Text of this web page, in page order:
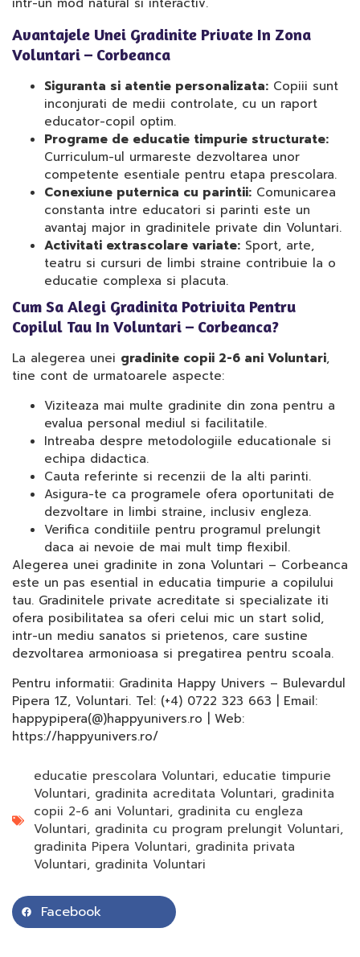
Avantajele Unei Gradinite Private In Zona
Voluntari – Corbeanca
Siguranta si atentie personalizata: Copiii sunt
inconjurati de medii controlate, cu un raport
educator-copil optim.
Programe de educatie timpurie structurate:
Curriculum-ul urmareste dezvoltarea unor
competente esentiale pentru etapa prescolara.
Conexiune puternica cu parintii: Comunicarea
constanta intre educatori si parinti este un
avantaj major in gradinitele private din Voluntari.
Activitati extrascolare variate: Sport, arte,
teatru si cursuri de limbi straine contribuie la o
educatie complexa si placuta.
Cum Sa Alegi Gradinita Potrivita Pentru
Copilul Tau In Voluntari – Corbeanca?
La alegerea unei gradinite copii 2-6 ani Voluntari,
tine cont de urmatoarele aspecte:
Viziteaza mai multe gradinite din zona pentru a
evalua personal mediul si facilitatile.
Intreaba despre metodologiile educationale si
echipa didactica.
Cauta referinte si recenzii de la alti parinti.
Asigura-te ca programele ofera oportunitati de
dezvoltare in limbi straine, inclusiv engleza.
Verifica conditiile pentru programul prelungit
daca ai nevoie de mai mult timp flexibil.
Alegerea unei gradinite in zona Voluntari – Corbeanca
este un pas esential in educatia timpurie a copilului
tau. Gradinitele private acreditate si specializate iti
ofera posibilitatea sa oferi celui mic un start solid,
intr-un mediu sanatos si prietenos, care sustine
dezvoltarea armonioasa si pregatirea pentru scoala.
Pentru informatii: Gradinita Happy Univers – Bulevardul
Pipera 1Z, Voluntari. Tel: (+4) 0722 323 663 | Email:
happypipera(@)happyunivers.ro | Web:
https://happyunivers.ro/
educatie prescolara Voluntari, educatie timpurie
Voluntari, gradinita acreditata Voluntari, gradinita
copii 2-6 ani Voluntari, gradinita cu engleza
Voluntari, gradinita cu program prelungit Voluntari,
gradinita Pipera Voluntari, gradinita privata
Voluntari, gradinita Voluntari
Facebook